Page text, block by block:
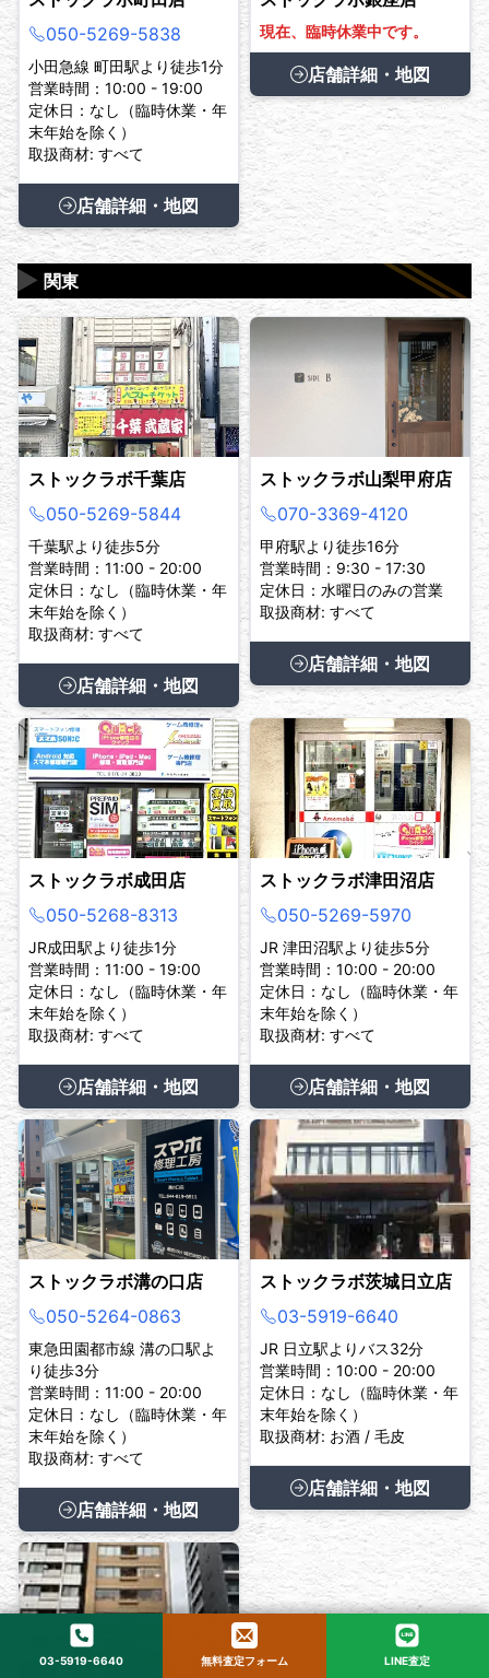
050-5269-5838
小田急線 町田駅より徒歩1分
営業時間：10:00 - 19:00
定休日：なし（臨時休業・年
末年始を除く）
取扱商材: すべて
店舗詳細・地図
現在、臨時休業中です。
店舗詳細・地図
関東
▶
ストックラボ千葉店
050-5269-5844
千葉駅より徒歩5分
営業時間：11:00 - 20:00
定休日：なし（臨時休業・年
末年始を除く）
取扱商材: すべて
店舗詳細・地図
ストックラボ山梨甲府店
070-3369-4120
甲府駅より徒歩16分
営業時間：9:30 - 17:30
定休日：水曜日のみの営業
取扱商材: すべて
店舗詳細・地図
ストックラボ成田店
050-5268-8313
JR成田駅より徒歩1分
営業時間：11:00 - 19:00
定休日：なし（臨時休業・年
末年始を除く）
取扱商材: すべて
店舗詳細・地図
ストックラボ津田沼店
050-5269-5970
JR 津田沼駅より徒歩5分
営業時間：10:00 - 20:00
定休日：なし（臨時休業・年
末年始を除く）
取扱商材: すべて
店舗詳細・地図
ストックラボ溝の口店
050-5264-0863
東急田園都市線 溝の口駅よ
り徒歩3分
営業時間：11:00 - 20:00
定休日：なし（臨時休業・年
末年始を除く）
取扱商材: すべて
店舗詳細・地図
ストックラボ茨城日立店
03-5919-6640
JR 日立駅よりバス32分
営業時間：10:00 - 20:00
定休日：なし（臨時休業・年
末年始を除く）
取扱商材: お酒 / 毛皮
店舗詳細・地図
03-5919-6640 無料査定フォーム LINE査定